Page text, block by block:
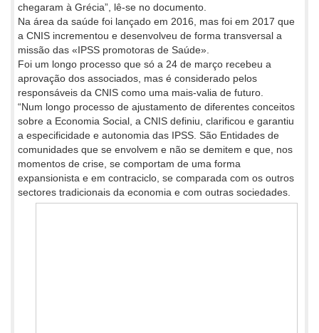
chegaram à Grécia”, lê-se no documento.
Na área da saúde foi lançado em 2016, mas foi em 2017 que
a CNIS incrementou e desenvolveu de forma transversal a
missão das «IPSS promotoras de Saúde».
Foi um longo processo que só a 24 de março recebeu a
aprovação dos associados, mas é considerado pelos
responsáveis da CNIS como uma mais-valia de futuro.
“Num longo processo de ajustamento de diferentes conceitos
sobre a Economia Social, a CNIS definiu, clarificou e garantiu
a especificidade e autonomia das IPSS. São Entidades de
comunidades que se envolvem e não se demitem e que, nos
momentos de crise, se comportam de uma forma
expansionista e em contraciclo, se comparada com os outros
sectores tradicionais da economia e com outras sociedades.